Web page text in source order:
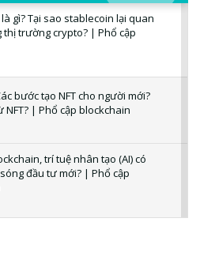
gì? Tại sao stablecoin lại quan
thị trường crypto? | Phổ cập
bước tạo NFT cho người mới?
NFT? | Phổ cập blockchain
trí tuệ nhân tạo (AI) có
đầu tư mới? | Phổ cập